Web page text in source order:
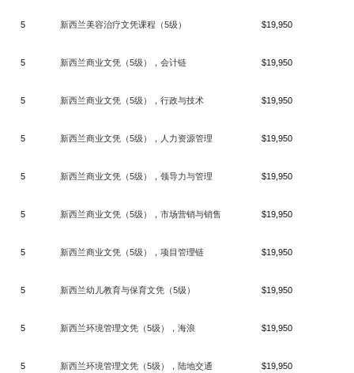
5 新西兰美容治疗文凭课程（5级） $19,950
5 新西兰商业文凭（5级），会计链 $19,950
5 新西兰商业文凭（5级），行政与技术 $19,950
5 新西兰商业文凭（5级），人力资源管理 $19,950
5 新西兰商业文凭（5级），领导力与管理 $19,950
5 新西兰商业文凭（5级），市场营销与销售 $19,950
5 新西兰商业文凭（5级），项目管理链 $19,950
5 新西兰幼儿教育与保育文凭（5级） $19,950
5 新西兰环境管理文凭（5级），海浪 $19,950
5 新西兰环境管理文凭（5级），陆地交通 $19,950